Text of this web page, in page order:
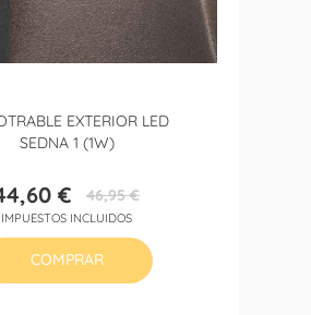
EXTERIOR LED
SEDNA 1 (1W)
Precio
€Precio
base
46,95 €
IMPUESTOS INCLUIDOS
COMPRAR